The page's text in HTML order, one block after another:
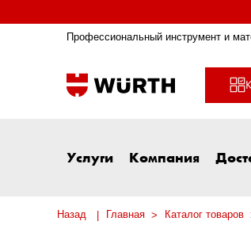
Профессиональный инструмент и
Услуги Компания
Назад Главная Каталог товаров